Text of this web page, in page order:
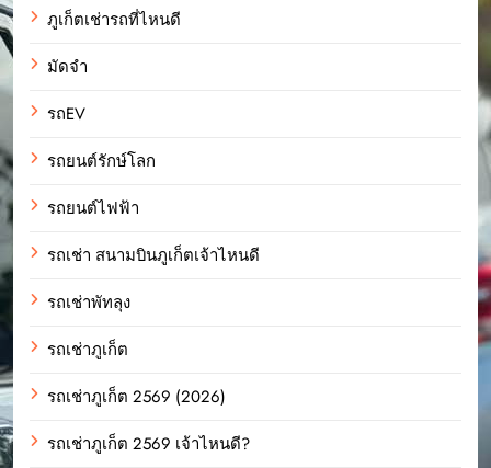
ภูเก็ตเช่ารถที่ไหนดี
มัดจำ
รถEV
รถยนต์รักษ์โลก
รถยนต์ไฟฟ้า
รถเช่า สนามบินภูเก็ตเจ้าไหนดี
รถเช่าพัทลุง
รถเช่าภูเก็ต
รถเช่าภูเก็ต 2569 (2026)
รถเช่าภูเก็ต 2569 เจ้าไหนดี?